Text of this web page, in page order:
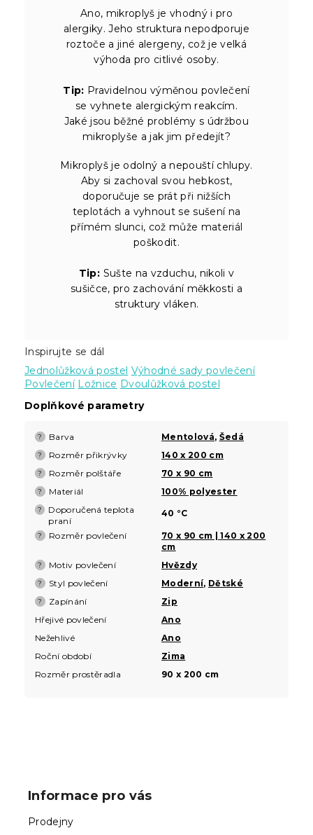
Ano, mikroplyš je vhodný i pro
alergiky. Jeho struktura nepodporuje
roztoče a jiné alergeny, což je velká
výhoda pro citlivé osoby.
Tip: Pravidelnou výměnou povlečení
se vyhnete alergickým reakcím.
Jaké jsou běžné problémy s údržbou
mikroplyše a jak jim předejít?
Mikroplyš je odolný a nepouští chlupy.
Aby si zachoval svou hebkost,
doporučuje se prát při nižších
teplotách a vyhnout se sušení na
přímém slunci, což může materiál
poškodit.
Tip: Sušte na vzduchu, nikoli v
sušičce, pro zachování měkkosti a
struktury vláken.
Inspirujte se dál
Jednolůžková postel Výhodné sady povlečení
Povlečení Ložnice Dvoulůžková postel
Doplňkové parametry
? Barva Mentolová, Šedá
? Rozměr přikrývky 140 x 200 cm
? Rozměr polštáře 70 x 90 cm
? Materiál 100% polyester
?
Doporučená teplota
praní
40 °C
? Rozměr povlečení
70 x 90 cm | 140 x 200
cm
? Motiv povlečení Hvězdy
? Styl povlečení Moderní, Dětské
? Zapínání
Zip
Hřejivé povlečení
Ano
Nežehlivé
Ano
Roční období
Zima
Rozměr prostěradla
90 x 200 cm
Informace pro vás
Prodejny